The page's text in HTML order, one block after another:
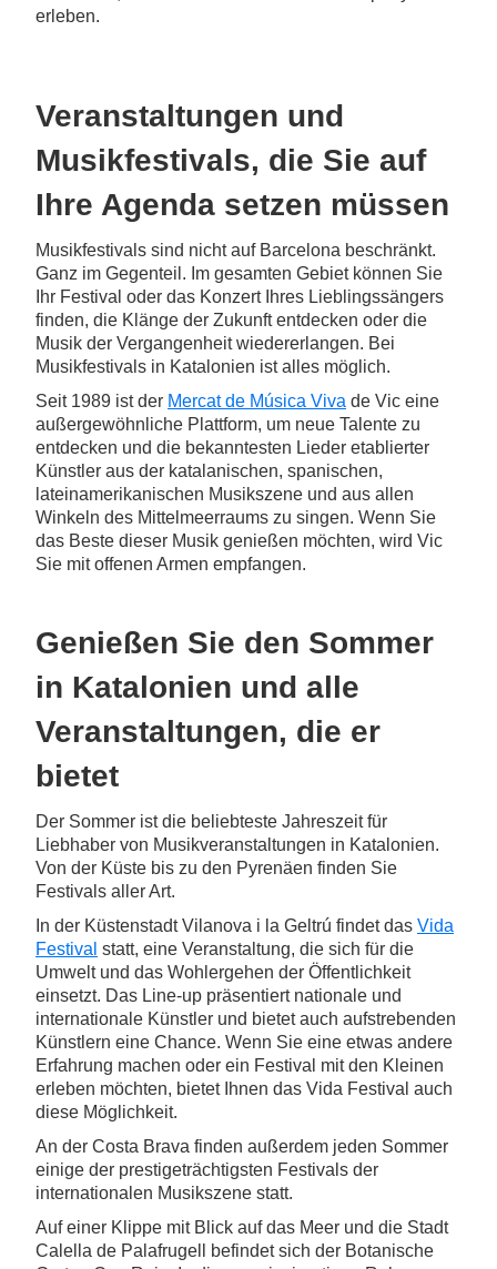
erleben.
Veranstaltungen und
Musikfestivals, die Sie auf
Ihre Agenda setzen müssen
Musikfestivals sind nicht auf Barcelona beschränkt.
Ganz im Gegenteil. Im gesamten Gebiet können Sie
Ihr Festival oder das Konzert Ihres Lieblingssängers
finden, die Klänge der Zukunft entdecken oder die
Musik der Vergangenheit wiedererlangen. Bei
Musikfestivals in Katalonien ist alles möglich.
Seit 1989 ist der Mercat de Música Viva de Vic eine
außergewöhnliche Plattform, um neue Talente zu
entdecken und die bekanntesten Lieder etablierter
Künstler aus der katalanischen, spanischen,
lateinamerikanischen Musikszene und aus allen
Winkeln des Mittelmeerraums zu singen. Wenn Sie
das Beste dieser Musik genießen möchten, wird Vic
Sie mit offenen Armen empfangen.
Genießen Sie den Sommer
in Katalonien und alle
Veranstaltungen, die er
bietet
Der Sommer ist die beliebteste Jahreszeit für
Liebhaber von Musikveranstaltungen in Katalonien.
Von der Küste bis zu den Pyrenäen finden Sie
Festivals aller Art.
In der Küstenstadt Vilanova i la Geltrú findet das Vida
Festival statt, eine Veranstaltung, die sich für die
Umwelt und das Wohlergehen der Öffentlichkeit
einsetzt. Das Line-up präsentiert nationale und
internationale Künstler und bietet auch aufstrebenden
Künstlern eine Chance. Wenn Sie eine etwas andere
Erfahrung machen oder ein Festival mit den Kleinen
erleben möchten, bietet Ihnen das Vida Festival auch
diese Möglichkeit.
An der Costa Brava finden außerdem jeden Sommer
einige der prestigeträchtigsten Festivals der
internationalen Musikszene statt.
Auf einer Klippe mit Blick auf das Meer und die Stadt
Calella de Palafrugell befindet sich der Botanische